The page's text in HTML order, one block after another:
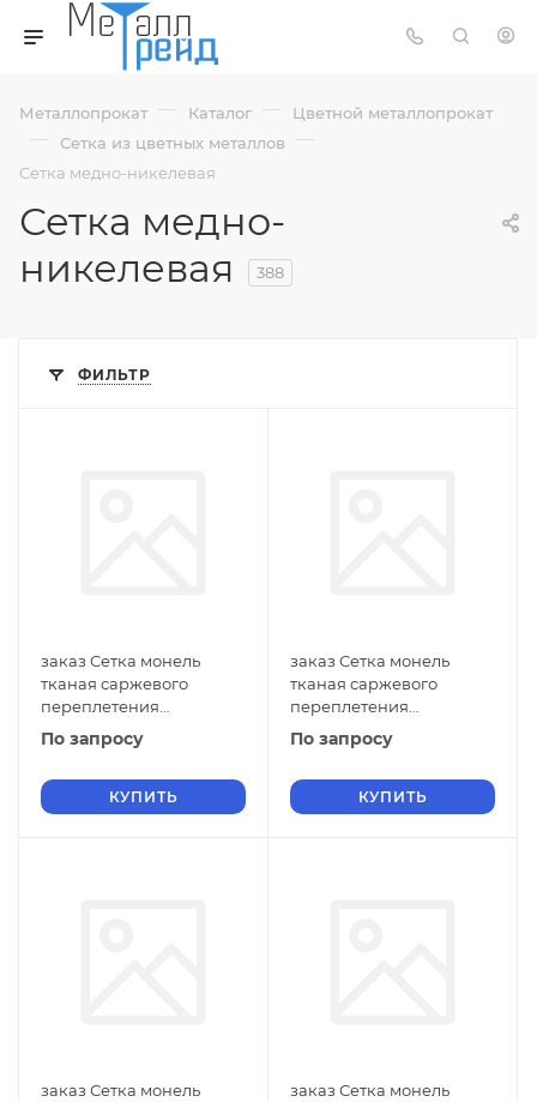
Металлопрокат — Каталог — Цветной металлопрокат
— Сетка из цветных металлов —
Сетка медно-никелевая
Сетка медно-
никелевая
388
ФИЛЬТР
заказ Сетка монель
тканая саржевого
переплетения
прядковая фильтровая
0,18х0,12 мм ГОСТ 2715-75
По запросу
КУПИТЬ
заказ Сетка монель
тканая саржевого
переплетения
двусторонняя
фильтровая 1х0,6 мм
ячейки
По запросу
КУПИТЬ
заказ Сетка монель
заказ Сетка монель